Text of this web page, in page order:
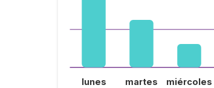
lunes martes miércoles